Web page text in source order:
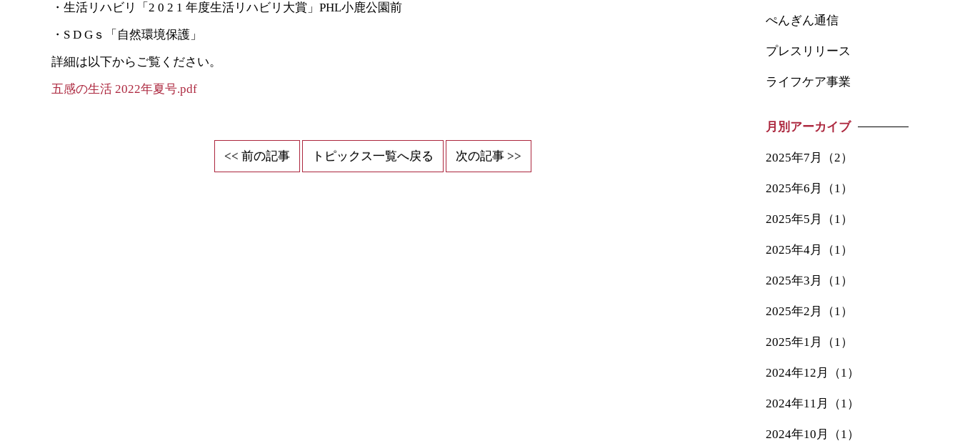
・生活リハビリ「2 0 2 1 年度生活リハビリ大賞」PHL小鹿公園前
・S D Gｓ「自然環境保護」
詳細は以下からご覧ください。
五感の生活 2022年夏号.pdf
<< 前の記事 トピックス一覧へ戻る 次の記事 >>
ぺんぎん通信
プレスリリース
ライフケア事業
月別アーカイブ
2025年7月（2）
2025年6月（1）
2025年5月（1）
2025年4月（1）
2025年3月（1）
2025年2月（1）
2025年1月（1）
2024年12月（1）
2024年11月（1）
2024年10月（1）